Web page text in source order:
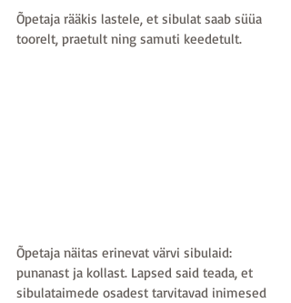
Õpetaja rääkis lastele, et sibulat saab süüa
toorelt, praetult ning samuti keedetult.
Õpetaja näitas erinevat värvi sibulaid:
punanast ja kollast. Lapsed said teada, et
sibulataimede osadest tarvitavad inimesed